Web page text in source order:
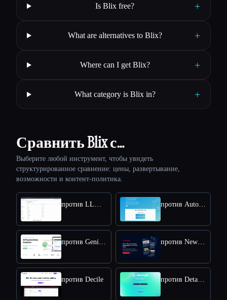
Is Blix free? +
What are alternatives to Blix? +
Where can I get Blix? +
What category is Blix in? +
Сравнить Blix с…
Выберите любой инструмент, чтобы увидеть
структурированное сравнение: цены, развертывание,
возможности и контент-политика.
против LLM-Powered Invoice & Receipt Extractor (OSS) против AutoPredict
против Genius Sheets против NewsDeck from OneSub
против Decile против DetangleAI